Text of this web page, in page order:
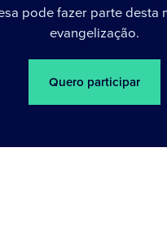
pode fazer parte desta
evangelização.
Quero participar